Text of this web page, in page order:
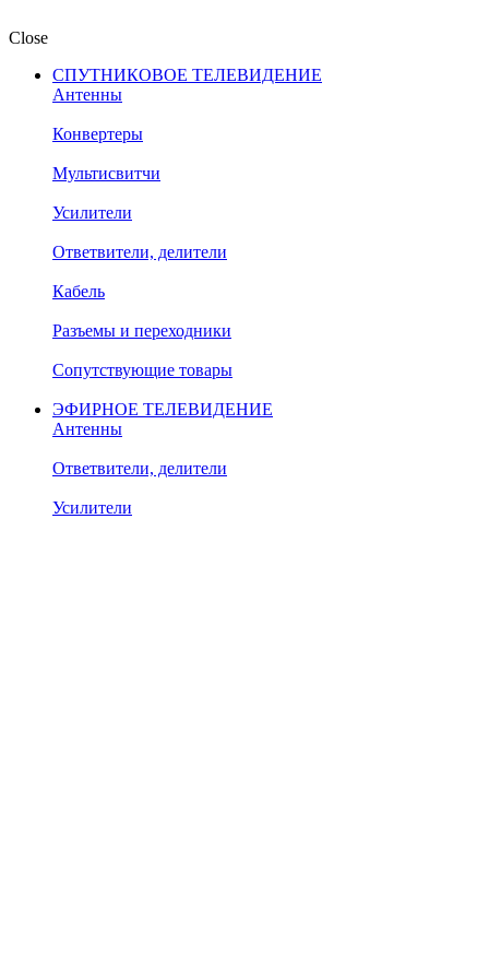
Close
СПУТНИКОВОЕ ТЕЛЕВИДЕНИЕ
Антенны
Конвертеры
Мультисвитчи
Усилители
Ответвители, делители
Кабель
Разъемы и переходники
Сопутствующие товары
ЭФИРНОЕ ТЕЛЕВИДЕНИЕ
Антенны
Ответвители, делители
Усилители